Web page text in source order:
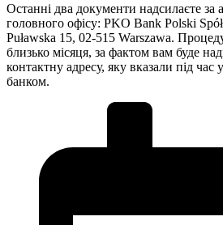
Останні два документи надсилаєте за
головного офісу: PKO Bank Polski
Puławska 15, 02-515 Warszawa.
близько місяця, за фактом вам буде
контактну адресу, яку вказали під час
банком.